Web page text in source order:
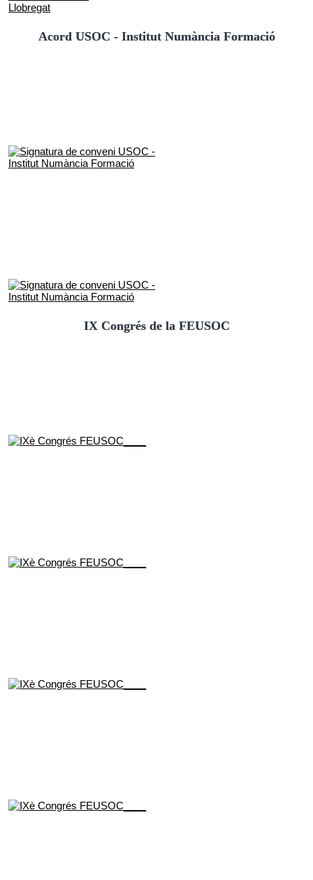
Acord USOC - Institut Numància Formació
IX Congrés de la FEUSOC